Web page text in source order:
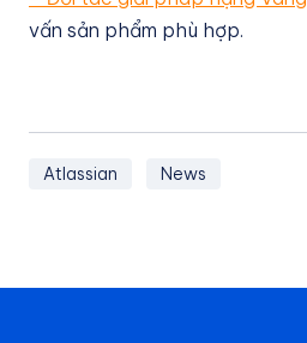
vấn sản phẩm phù hợp.
Atlassian News